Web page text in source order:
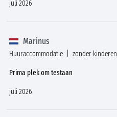
juli 2026
Marinus
Huuraccommodatie zonder kinderen
Prima plek om testaan
juli 2026